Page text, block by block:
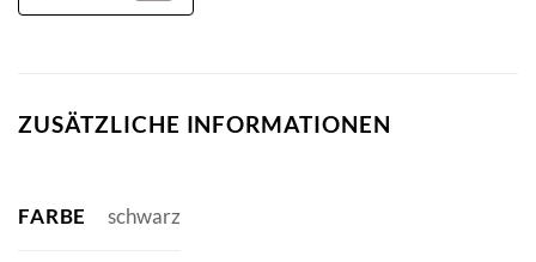
ZUSÄTZLICHE INFORMATIONEN
FARBE schwarz